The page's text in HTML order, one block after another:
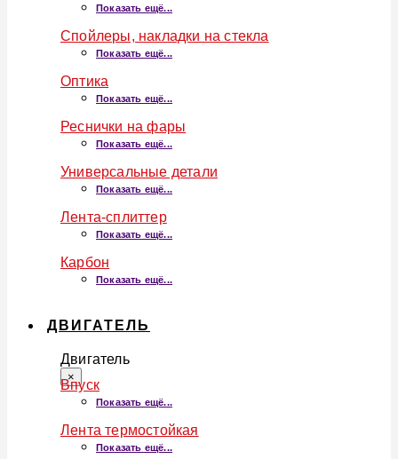
Показать ещё...
Спойлеры, накладки на стекла
Показать ещё...
Оптика
Показать ещё...
Реснички на фары
Показать ещё...
Универсальные детали
Показать ещё...
Лента-сплиттер
Показать ещё...
Карбон
Показать ещё...
ДВИГАТЕЛЬ
Двигатель
×
Впуск
Показать ещё...
Лента термостойкая
Показать ещё...